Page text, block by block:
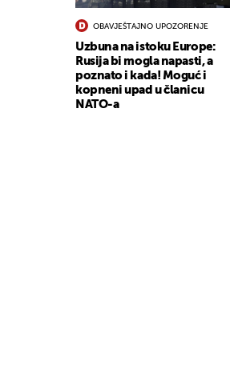
OBAVJEŠTAJNO UPOZORENJE
Uzbuna na istoku Europe:
Rusija bi mogla napasti, a
poznato i kada! Moguć i
kopneni upad u članicu
NATO-a